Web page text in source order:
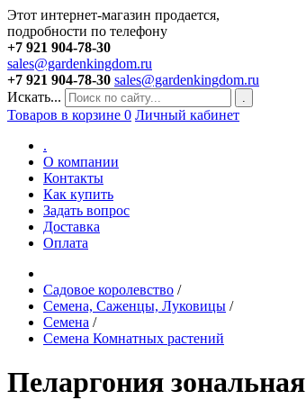
Этот интернет-магазин продается,
подробности по телефону
+7 921 904-78-30
sales@gardenkingdom.ru
+7 921 904-78-30 sales@gardenkingdom.ru
Искать...
.
Товаров в корзине 0 Личный кабинет
.
О компании
Контакты
Как купить
Задать вопрос
Доставка
Оплата
Садовое королевство /
Семена, Саженцы, Луковицы /
Семена /
Семена Комнатных растений
Пеларгония